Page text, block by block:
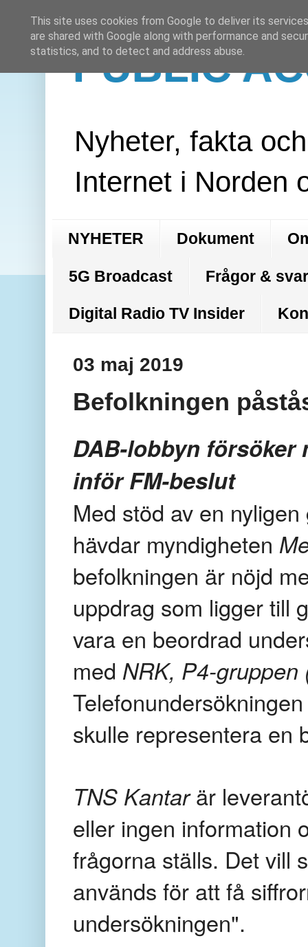
PUBLIC
Nyheter, fakta
Internet i Norden
NYHETER Dokument
5G Broadcast Frågor &
Digital Radio TV Insider
03 maj 2019
Befolkningen
DAB-lobbyn
inför FM-beslut
Med stöd av en
hävdar myndigheten
befolkningen är nöjd
uppdrag som ligger till
vara en beordrad
med NRK, P4-
skulle representera en
TNS Kantarär
eller ingen information
frågorna ställs. Det vill
används för att få
undersökningen".
This site uses cookies from Google to deliver its
are shared with Google along with performance and
statistics, and to detect and address abuse.